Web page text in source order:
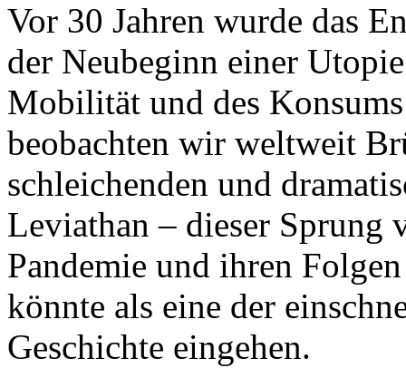
Vor 30 Jahren wurde das
der Neubeginn einer
Mobilität und des
beobachten wir weltweit
schleichenden und
Leviathan – dieser Sprung
Pandemie und ihren
könnte als eine der
Geschichte eingehen.